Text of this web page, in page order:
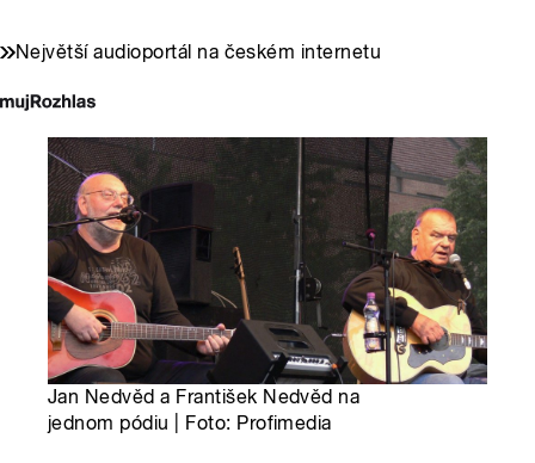
Největší audioportál na českém internetu
Jan Nedvěd a František Nedvěd na
jednom pódiu | Foto: Profimedia